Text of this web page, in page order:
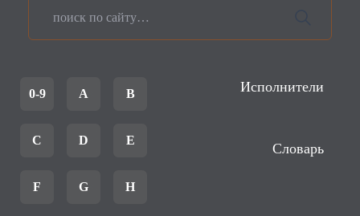
0-9 A B
C D E
F G H
Исполнители
Словарь